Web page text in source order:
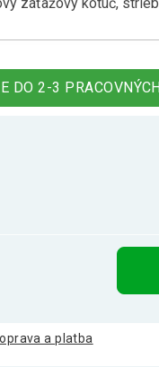
záťažový kotúč,
záťažový kotúč,
záťažový kotúč,
DO 2-3
a platba